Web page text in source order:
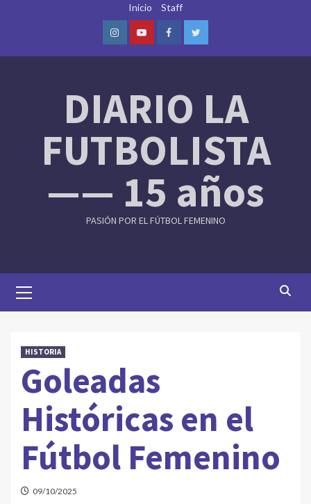
Inicio Staff
InstagramYoutubeFacebookTwitter
DIARIO LA
FUTBOLISTA
—— 15 años
PASIÓN POR EL FÚTBOL FEMENINO
Menu
HISTORIA
Goleadas
Históricas en el
Fútbol Femenino
09/10/2025